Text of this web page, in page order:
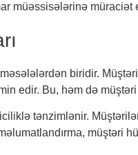
müəssisələrinə
biridir.
edir. Bu, həm də müştəri
tənzimlənir.
müştəri